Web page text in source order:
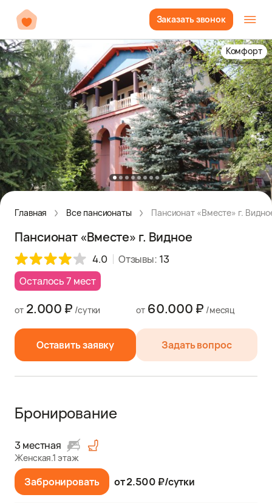
Заказать звонок
Комфорт
Главная Все пансионаты Пансионат «Вместе» г.
Пансионат «Вместе» г. Видное
4.0 Отзывы: 13
Осталось 7 мест
от2.000 ₽ /сутки от60.000 ₽ /месяц
Оставить заявку Задать вопрос
Бронирование
3 местная
Женская.1 этаж
от 2.500 ₽/сутки
Забронировать